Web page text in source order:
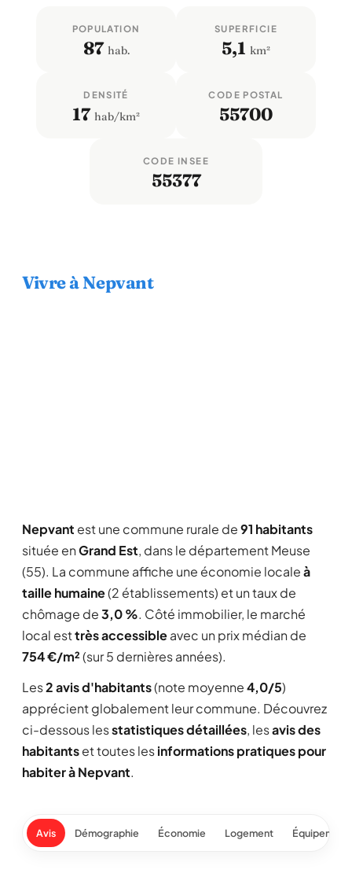
POPULATION
87 hab.
SUPERFICIE
5,1 km²
DENSITÉ
17 hab/km²
CODE POSTAL
55700
CODE INSEE
55377
Vivre à Nepvant
Nepvant est une commune rurale de91 habitants
située enGrand Est, dans le département Meuse
(55). La commune affiche une économie localeà
taille humaine(2 établissements) et un taux de
chômage de3,0 %. Côté immobilier, le marché
local esttrès accessibleavec un prix médian de
754 €/m²(sur 5 dernières années).
Les2 avis d'habitants(note moyenne4,0/5)
apprécient globalement leur commune. Découvrez
ci-dessous lesstatistiques détaillées, lesavis des
habitantset toutes lesinformations pratiques pour
habiter à Nepvant.
Avis Démographie Économie Logement